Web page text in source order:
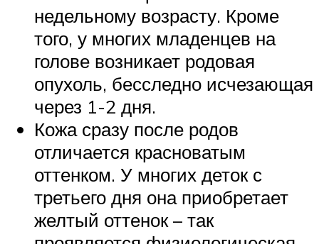
недельному возрасту. Кроме
того, у многих младенцев на
голове возникает родовая
опухоль, бесследно исчезающая
через 1-2 дня.
Кожа сразу после родов
отличается красноватым
оттенком. У многих деток с
третьего дня она приобретает
желтый оттенок – так